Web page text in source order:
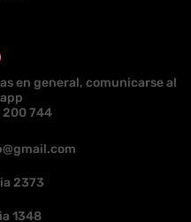
en general, comunicarse al
744
2373
1348